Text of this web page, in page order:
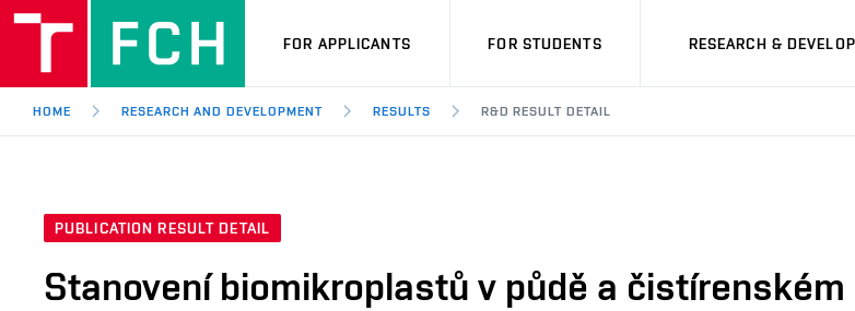
FOR APPLICANTS FOR STUDENTS RESEARCH &
HOME RESEARCH AND DEVELOPMENT RESULTS R&D RESULT DETAIL
PUBLICATION RESULT DETAIL
Stanovení biomikroplastů v půdě a